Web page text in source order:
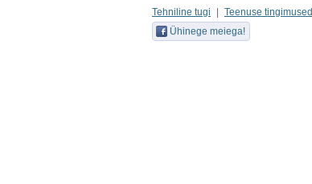
Tehniline tugi Teenuse tingimused
Ühinege meiega!